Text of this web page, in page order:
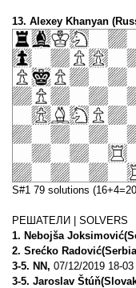
13. Alexey Khanyan
S#1 79 solutions
РЕШАТЕЛИ | SOLVERS
1. Nebojša
2. Srećko
3-5. NN, 07/12/2019 18-
3-5. Jaroslav